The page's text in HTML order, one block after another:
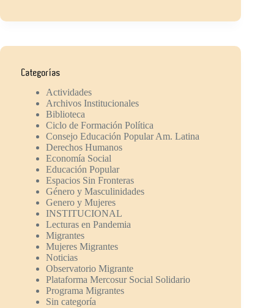
Categorías
Actividades
Archivos Institucionales
Biblioteca
Ciclo de Formación Política
Consejo Educación Popular Am. Latina
Derechos Humanos
Economía Social
Educación Popular
Espacios Sin Fronteras
Género y Masculinidades
Genero y Mujeres
INSTITUCIONAL
Lecturas en Pandemia
Migrantes
Mujeres Migrantes
Noticias
Observatorio Migrante
Plataforma Mercosur Social Solidario
Programa Migrantes
Sin categoría